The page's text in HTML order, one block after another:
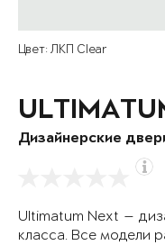
Цвет: ЛКП Clear
Дизайнерские
Ultimatum Next —
класса. Все модели